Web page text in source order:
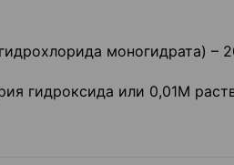
моногидрата) –
гидроксида или 0,01М